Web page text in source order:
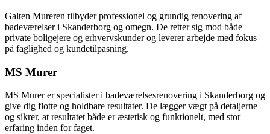
Galten Mureren tilbyder professionel og grundig renovering af
badeværelser i Skanderborg og omegn. De retter sig mod både
private boligejere og erhvervskunder og leverer arbejde med fokus
på faglighed og kundetilpasning.
MS Murer
MS Murer er specialister i badeværelsesrenovering i Skanderborg og
give dig flotte og holdbare resultater. De lægger vægt på detaljerne
og sikrer, at resultatet både er æstetisk og funktionelt, med stor
erfaring inden for faget.